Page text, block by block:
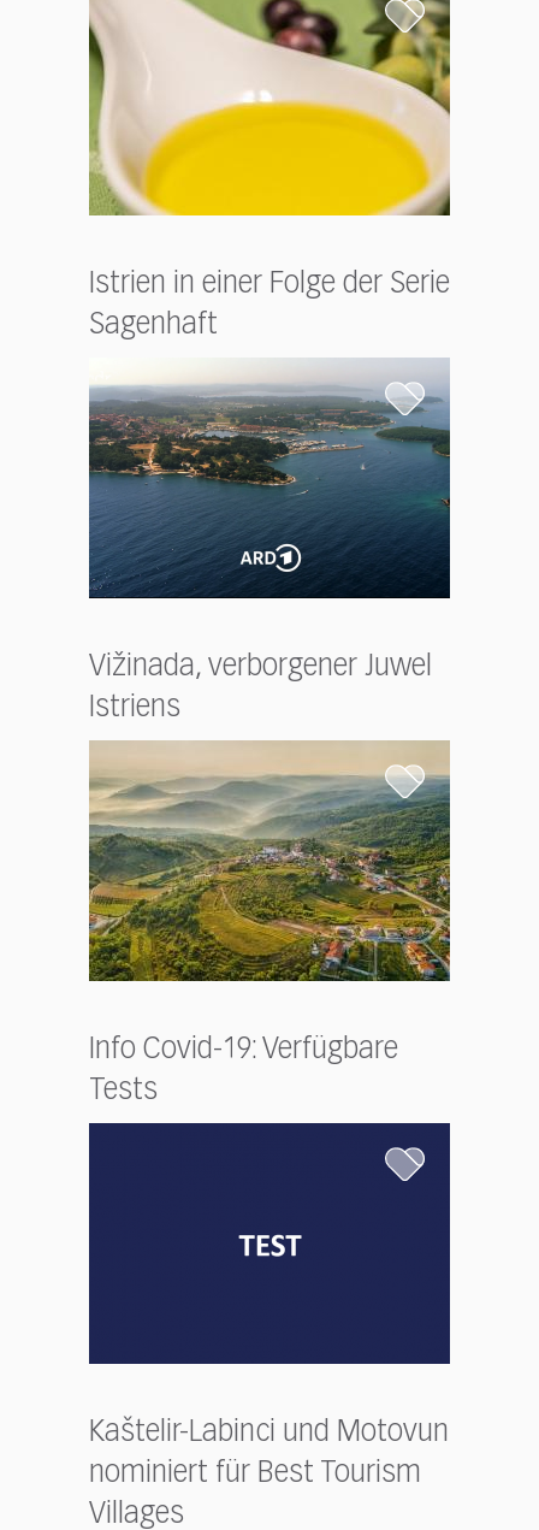
Istrien in einer Folge der Serie
Sagenhaft
Vižinada, verborgener Juwel
Istriens
Info Covid-19: Verfügbare
Tests
Kaštelir-Labinci und Motovun
nominiert für Best Tourism
Villages